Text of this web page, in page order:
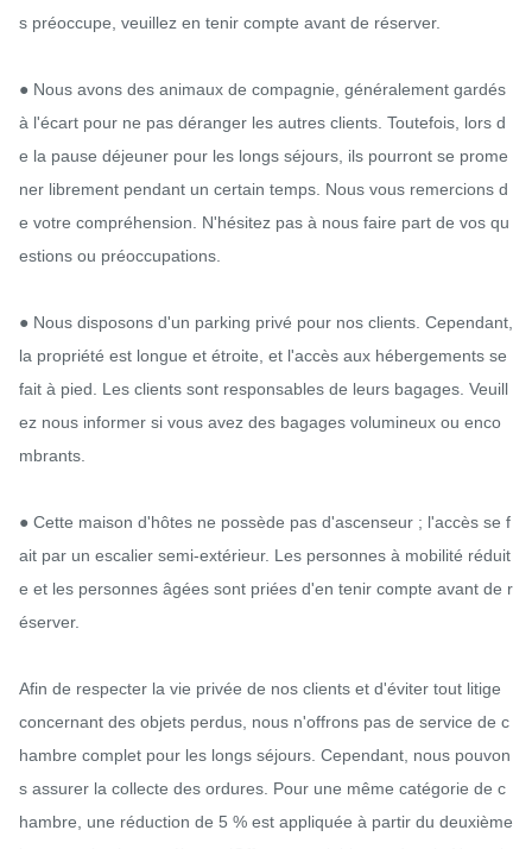
s préoccupe, veuillez en tenir compte avant de réserver.
● Nous avons des animaux de compagnie, généralement gardés
à l'écart pour ne pas déranger les autres clients. Toutefois, lors d
e la pause déjeuner pour les longs séjours, ils pourront se prome
ner librement pendant un certain temps. Nous vous remercions d
e votre compréhension. N'hésitez pas à nous faire part de vos qu
estions ou préoccupations.
● Nous disposons d'un parking privé pour nos clients. Cependant,
la propriété est longue et étroite, et l'accès aux hébergements se
fait à pied. Les clients sont responsables de leurs bagages. Veuill
ez nous informer si vous avez des bagages volumineux ou enco
mbrants.
● Cette maison d'hôtes ne possède pas d'ascenseur ; l'accès se f
ait par un escalier semi-extérieur. Les personnes à mobilité réduit
e et les personnes âgées sont priées d'en tenir compte avant de r
éserver.
Afin de respecter la vie privée de nos clients et d'éviter tout litige
concernant des objets perdus, nous n'offrons pas de service de c
hambre complet pour les longs séjours. Cependant, nous pouvon
s assurer la collecte des ordures. Pour une même catégorie de c
hambre, une réduction de 5 % est appliquée à partir du deuxième